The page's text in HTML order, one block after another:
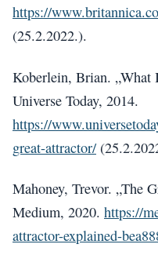
https://
(25.2.2022.).
Koberlein, Brian. „What
Universe Today, 2014.
https://
great-attractor/
Mahoney, Trevor. „The
Medium, 2020. https://
attractor-explained-